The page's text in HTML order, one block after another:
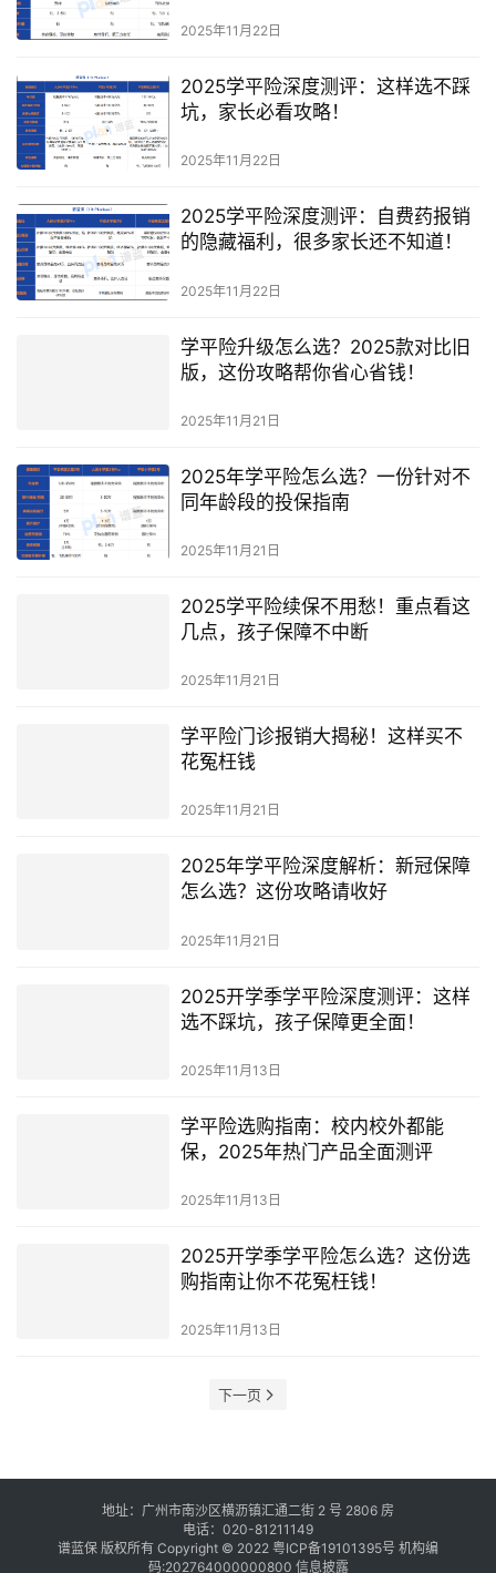
2025年11月22日
2025学平险深度测评：这样选不踩
坑，家长必看攻略！
2025年11月22日
2025学平险深度测评：自费药报销
的隐藏福利，很多家长还不知道！
2025年11月22日
学平险升级怎么选？2025款对比旧
版，这份攻略帮你省心省钱！
2025年11月21日
2025年学平险怎么选？一份针对不
同年龄段的投保指南
2025年11月21日
2025学平险续保不用愁！重点看这
几点，孩子保障不中断
2025年11月21日
学平险门诊报销大揭秘！这样买不
花冤枉钱
2025年11月21日
2025年学平险深度解析：新冠保障
怎么选？这份攻略请收好
2025年11月21日
2025开学季学平险深度测评：这样
选不踩坑，孩子保障更全面！
2025年11月13日
学平险选购指南：校内校外都能
保，2025年热门产品全面测评
2025年11月13日
2025开学季学平险怎么选？这份选
购指南让你不花冤枉钱！
2025年11月13日
下一页
地址：广州市南沙区横沥镇汇通二街 2 号 2806 房
电话：020-81211149
谱蓝保 版权所有 Copyright © 2022 粤ICP备19101395号 机构编
码:202764000000800 信息披露